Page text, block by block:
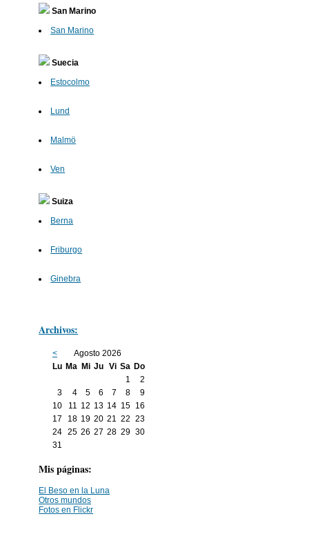
San Marino
San Marino
Suecia
Estocolmo
Lund
Malmö
Ven
Suiza
Berna
Friburgo
Ginebra
Archivos:
<
Agosto 2026
Lu Ma Mi Ju Vi Sa Do
1
2
3
4 5 6 7 8
9
10
11 12 13 14 15 16
17
18 19 20 21 22 23
24 25 26 27 28 29 30
31
Mis páginas:
El Beso en la Luna
Otros mundos
Fotos en Flickr